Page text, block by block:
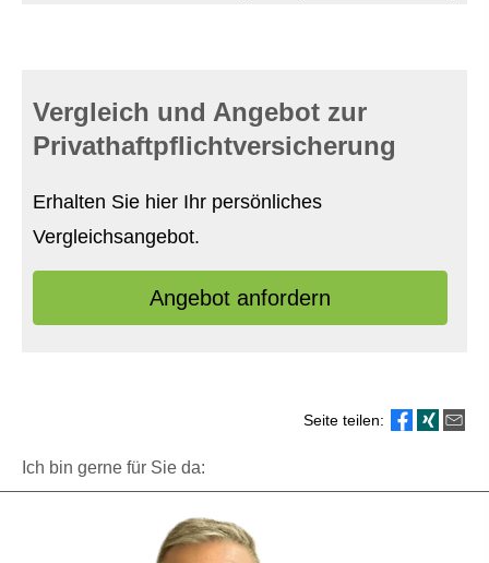
Vergleich und Angebot zur
Privathaftpflichtversicherung
Erhalten Sie hier Ihr persönliches
Vergleichsangebot.
An­ge­bot an­for­dern
Seite teilen:
Ich bin gerne für Sie da: